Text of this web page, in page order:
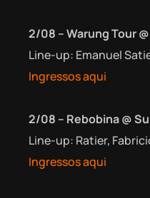
2/08 – Warung Tour
Line-up: Emanuel
Ingressos aqui
2/08 – Rebobina @
Line-up: Ratier,
Ingressos aqui